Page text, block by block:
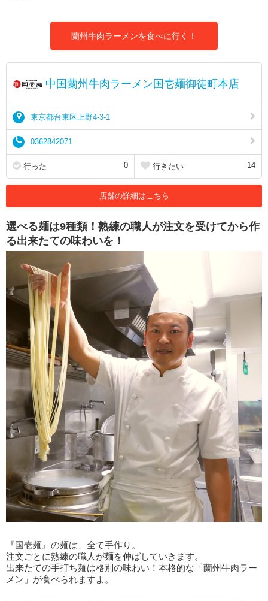
蘭州牛肉ラーメンを食べに行く！
中国蘭州牛肉ラーメン国壱麺御徒町本店
東京都台東区上野4-3-1
0362842071
行った 0 行きたい 14
店舗の詳細はこちら
選べる麺は9種類！熟練の職人が注文を受けてから作
る出来たての味わいを！
『国壱麺』の麺は、全て手作り。
注文ごとに熟練の職人が麺を伸ばしていきます。
出来たての手打ち麺は格別の味わい！本格的な「蘭州牛肉ラー
メン」が食べられますよ。